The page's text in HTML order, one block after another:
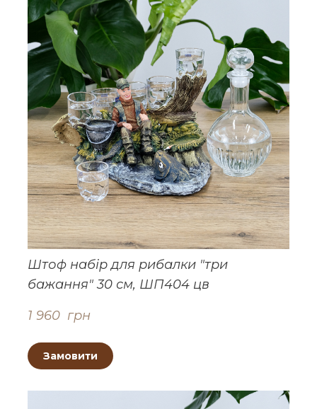
Штоф набір для рибалки "три
бажання" 30 см, ШП404 цв
1 960  грн
Замовити